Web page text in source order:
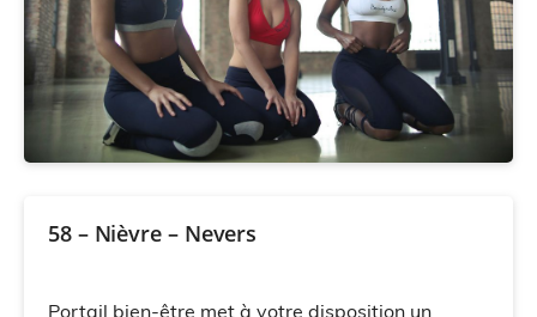
58 – Nièvre – Nevers
Portail bien-être met à votre disposition un